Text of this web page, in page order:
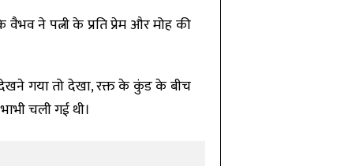
ने पत्नी के प्रति प्रेम और मोह की
देखने गया तो देखा, रक्त के कुंड के बीच
चली गई थी।